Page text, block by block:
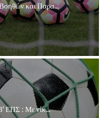
και Παρα...
ΕΠΣ : Με νίκ...